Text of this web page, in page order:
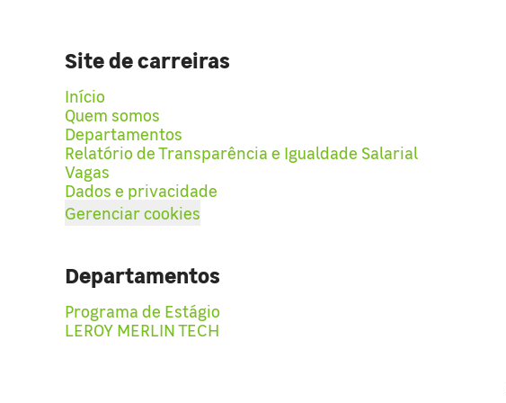
Site de carreiras
Início
Quem somos
Departamentos
Relatório de Transparência e Igualdade Salarial
Vagas
Dados e privacidade
Gerenciar cookies
Departamentos
Programa de Estágio
LEROY MERLIN TECH